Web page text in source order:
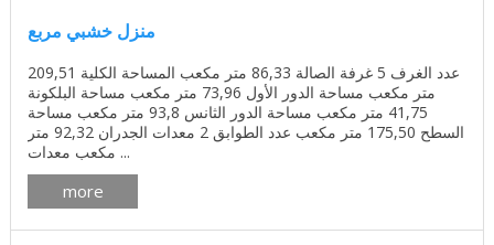
منزل خشبي مربع
عدد الغرف 5 غرفة الصالة 86,33 متر مكعب المساحة الكلية 209,51
متر مكعب مساحة الدور الأول 73,96 متر مكعب مساحة البلكونة
41,75 متر مكعب مساحة الدور الثانس 93,8 متر مكعب مساحة
السطح 175,50 متر مكعب عدد الطوابق 2 معدات الجدران 92,32 متر
مكعب معدات ...
more